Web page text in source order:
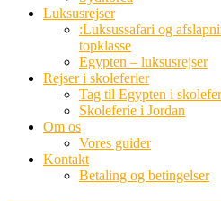
Luksusrejser
:Luksussafari og
topklasse
Egypten – luksusrejser
Rejser i skoleferier
Tag til Egypten i
Skoleferie i Jordan
Om os
Vores guider
Kontakt
Betaling og betingelser